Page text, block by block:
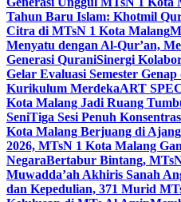
Tahun Baru Islam: Khotmil
Citra di MTsN 1 Kota Malang
Menyatu dengan Al-Qur’an,
Generasi QuraniSinergi
Gelar Evaluasi Semester
Kurikulum MerdekaART
Kota Malang Jadi Ruang
SeniTiga Sesi Penuh
Kota Malang Berjuang di
2026, MTsN 1 Kota Malang
NegaraBertabur Bintang,
Muwadda’ah Akhiris Sanah
dan Kepedulian, 371 Murid